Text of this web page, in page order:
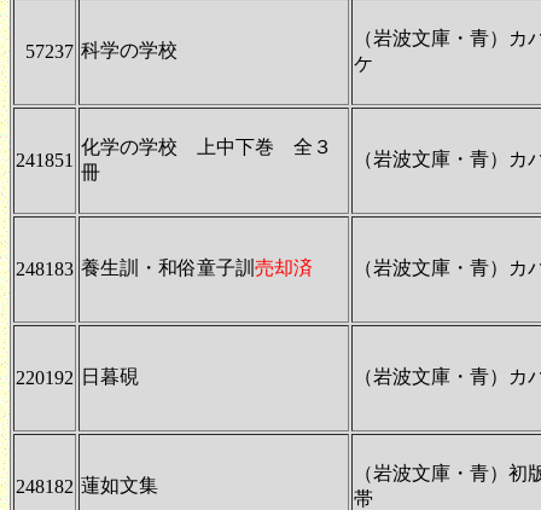
57237 科学の学校
（岩波文庫・青）カ
ケ
241851
化学の学校 上中下巻 全３
冊
（岩波文庫・青）カ
248183 養生訓・和俗童子訓 売却済 （岩波文庫・青）カ
220192 日暮硯 （岩波文庫・青）カ
248182 蓮如文集
（岩波文庫・青）初
帯